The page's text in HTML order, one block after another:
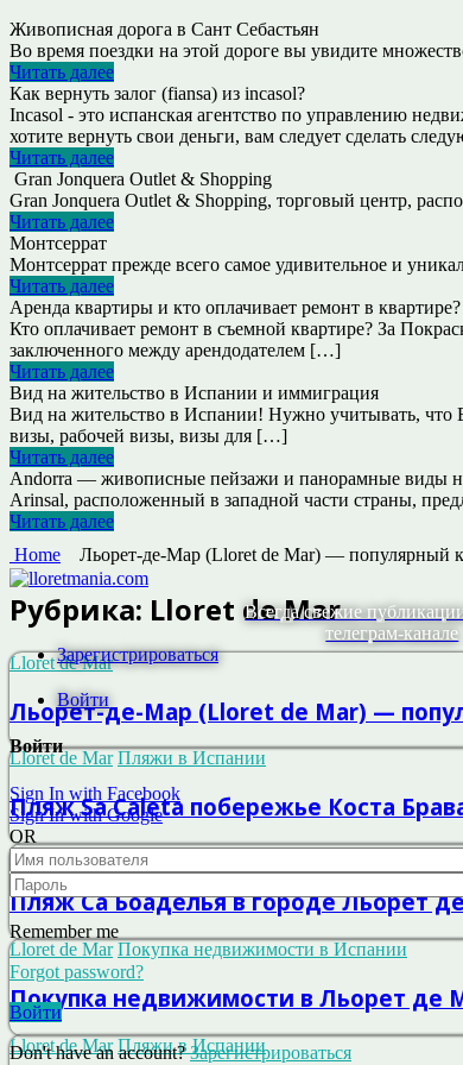
Живописная дорога в Сант Себастьян
Во время поездки на этой дороге вы увидите
Читать далее
Как вернуть залог (fiansa) из incasol?
Incasol - это испанская агентство по управлению
хотите вернуть свои деньги, вам следует сделать
Читать далее
Gran Jonquera Outlet & Shopping
Gran Jonquera Outlet & Shopping, торговый центр,
Читать далее
Монтсеррат
Монтсеррат прежде всего самое удивительное и
Читать далее
Аренда квартиры и кто оплачивает ремонт в квартире?
Кто оплачивает ремонт в съемной квартире? За
заключенного между арендодателем […]
Читать далее
Вид на жительство в Испании и иммиграция
Вид на жительство в Испании! Нужно учитывать, что
визы, рабочей визы, визы для […]
Читать далее
Andorra — живописные пейзажи и панорамные виды
Arinsal, расположенный в западной части страны,
Читать далее
Всегда свежие
телеграм-канале
Зарегистрироваться
Войти
Войти
Sign In with Facebook
Sign In with Google
OR
Remember me
Forgot password?
Войти
Don't have an account?Зарегистрироваться
Home Льорет-де-Мар (Lloret de Mar) — популярный
Рубрика: Lloret de Mar
Lloret de Mar
Льорет-де-Мар (Lloret de Mar) —
Lloret de Mar Пляжи в Испании
Пляж Sa Caleta побережье Коста
Lloret de Mar Пляжи в Испании
Пляж Са Боаделья в городе Льорет
Lloret de Mar Покупка недвижимости в Испании
Покупка недвижимости в Льорет де
Lloret de Mar Пляжи в Испании